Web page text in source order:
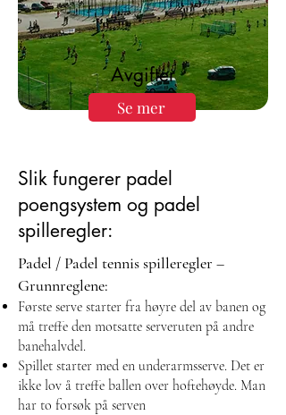
Se mer
Avgifter
Slik fungerer padel
poengsystem og padel
spilleregler:
Padel / Padel tennis spilleregler –
Grunnreglene:
Første serve starter fra høyre del av banen og
må treffe den motsatte serveruten på andre
banehalvdel.
Spillet starter med en underarmsserve. Det er
ikke lov å treffe ballen over hoftehøyde. Man
har to forsøk på serven